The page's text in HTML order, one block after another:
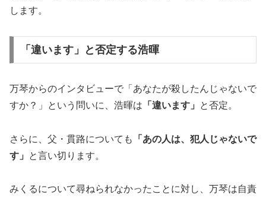
します。
「違います」と否定する浩暉
万琴からのインタビューで「あなたが殺したんじゃないで
すか？」という問いに、浩暉は 「違います」 と否定。
さらに、父・貫路についても
「あの人は、犯人じゃないで
す」
と言い切ります。
みくるについて尋ねられなかったことに対し、万琴は自責